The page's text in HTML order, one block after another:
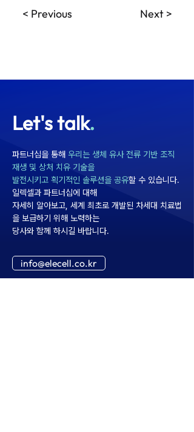
< Previous Next >
Let's talk.
파트너십을 통해 우리는 생체 유사 전류 기반 조직
재생 및 상처 치유 기술을
발전시키고 획기적인 솔루션을 공유할 수 있습니다.
일렉셀과 파트너십에 대해
자세히 알아보고, 세계 최초로 개발된 차세대 치료법
을 보급하기 위해 노력하는
당사와 함께 하시길 바랍니다.
info@elecell.co.kr